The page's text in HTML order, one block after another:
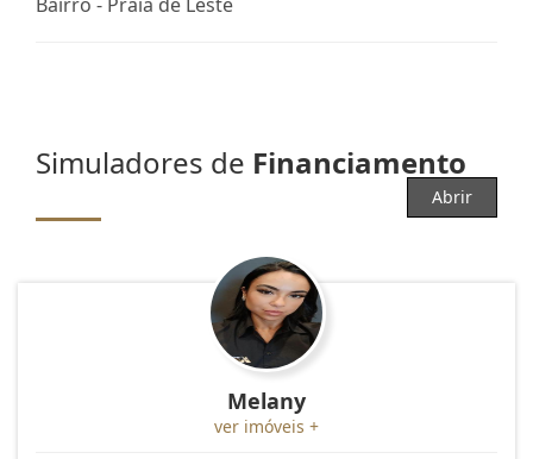
Simuladores de Financiamento
Abrir
Melany
ver imóveis +